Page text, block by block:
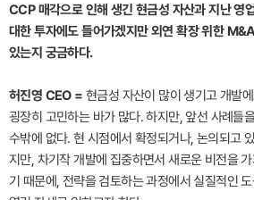
CCP 매각으로 인해 생긴 현금성 자산과 지난 영
대한 투자에도 들어가겠지만 외연 확장 위한
있는지 궁금하다.
허진영 CEO =현금성 자산이 많이 생기고 개발
굉장히 고민하는 바가 많다. 하지만, 앞선 사례들
수밖에 없다. 현 시점에서 확정되거나, 논의되고
지만, 차기작 개발에 집중하면서 새로운 비전을
기 때문에, 전략을 검토하는 과정에서 실질적인